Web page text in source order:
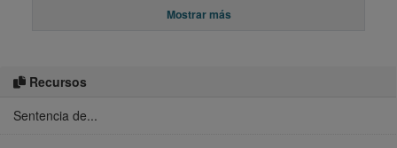
Recursos
Sentencia de...
Mostrar más